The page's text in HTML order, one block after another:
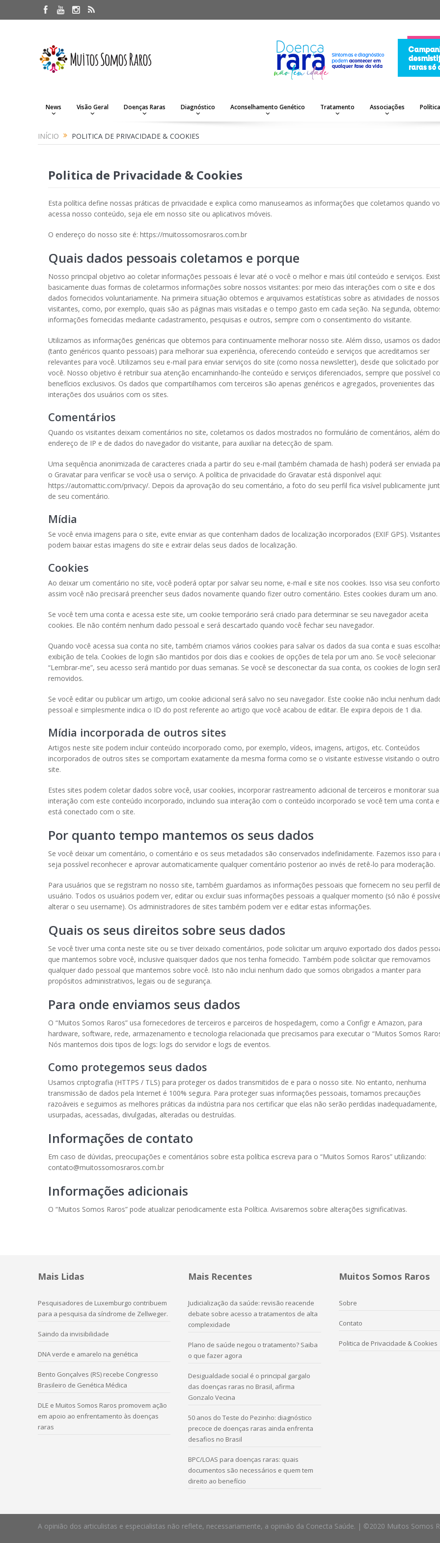
News Visão Geral Doenças Raras Diagnóstico Aconselhamento Genético Tratamento Associações
INÍCIO POLITICA DE PRIVACIDADE & COOKIES
Politica de Privacidade & Cookies
Esta política define nossas práticas de privacidade e explica como manuseamos as informações que coletamos quando
acessa nosso conteúdo, seja ele em nosso site ou aplicativos móveis.
O endereço do nosso site é: https://muitossomosraros.com.br
Quais dados pessoais coletamos e porque
Nosso principal objetivo ao coletar informações pessoais é levar até o você o melhor e mais útil conteúdo e serviços.
basicamente duas formas de coletarmos informações sobre nossos visitantes: por meio das interações com o site e dos
dados fornecidos voluntariamente. Na primeira situação obtemos e arquivamos estatísticas sobre as atividades de nossos
visitantes, como, por exemplo, quais são as páginas mais visitadas e o tempo gasto em cada seção. Na segunda,
informações fornecidas mediante cadastramento, pesquisas e outros, sempre com o consentimento do visitante.
Utilizamos as informações genéricas que obtemos para continuamente melhorar nosso site. Além disso, usamos os
(tanto genéricos quanto pessoais) para melhorar sua experiência, oferecendo conteúdo e serviços que acreditamos ser
relevantes para você. Utilizamos seu e-mail para enviar serviços do site (como nossa newsletter), desde que solicitado por
você. Nosso objetivo é retribuir sua atenção encaminhando-lhe conteúdo e serviços diferenciados, sempre que possível
benefícios exclusivos. Os dados que compartilhamos com terceiros são apenas genéricos e agregados, provenientes das
interações dos usuários com os sites.
Comentários
Quando os visitantes deixam comentários no site, coletamos os dados mostrados no formulário de comentários, além do
endereço de IP e de dados do navegador do visitante, para auxiliar na detecção de spam.
Uma sequência anonimizada de caracteres criada a partir do seu e-mail (também chamada de hash) poderá ser enviada
o Gravatar para verificar se você usa o serviço. A política de privacidade do Gravatar está disponível aqui:
https://automattic.com/privacy/. Depois da aprovação do seu comentário, a foto do seu perfil fica visível publicamente
de seu comentário.
Mídia
Se você envia imagens para o site, evite enviar as que contenham dados de localização incorporados (EXIF GPS). Visitantes
podem baixar estas imagens do site e extrair delas seus dados de localização.
Cookies
Ao deixar um comentário no site, você poderá optar por salvar seu nome, e-mail e site nos cookies. Isso visa seu
assim você não precisará preencher seus dados novamente quando fizer outro comentário. Estes cookies duram um ano.
Se você tem uma conta e acessa este site, um cookie temporário será criado para determinar se seu navegador aceita
cookies. Ele não contém nenhum dado pessoal e será descartado quando você fechar seu navegador.
Quando você acessa sua conta no site, também criamos vários cookies para salvar os dados da sua conta e suas
exibição de tela. Cookies de login são mantidos por dois dias e cookies de opções de tela por um ano. Se você selecionar
“Lembrar-me”, seu acesso será mantido por duas semanas. Se você se desconectar da sua conta, os cookies de login
removidos.
Se você editar ou publicar um artigo, um cookie adicional será salvo no seu navegador. Este cookie não inclui nenhum
pessoal e simplesmente indica o ID do post referente ao artigo que você acabou de editar. Ele expira depois de 1 dia.
Mídia incorporada de outros sites
Artigos neste site podem incluir conteúdo incorporado como, por exemplo, vídeos, imagens, artigos, etc. Conteúdos
incorporados de outros sites se comportam exatamente da mesma forma como se o visitante estivesse visitando o outro
site.
Estes sites podem coletar dados sobre você, usar cookies, incorporar rastreamento adicional de terceiros e monitorar sua
interação com este conteúdo incorporado, incluindo sua interação com o conteúdo incorporado se você tem uma conta e
está conectado com o site.
Por quanto tempo mantemos os seus dados
Se você deixar um comentário, o comentário e os seus metadados são conservados indefinidamente. Fazemos isso para
seja possível reconhecer e aprovar automaticamente qualquer comentário posterior ao invés de retê-lo para moderação.
Para usuários que se registram no nosso site, também guardamos as informações pessoais que fornecem no seu perfil de
usuário. Todos os usuários podem ver, editar ou excluir suas informações pessoais a qualquer momento (só não é
alterar o seu username). Os administradores de sites também podem ver e editar estas informações.
Quais os seus direitos sobre seus dados
Se você tiver uma conta neste site ou se tiver deixado comentários, pode solicitar um arquivo exportado dos dados
que mantemos sobre você, inclusive quaisquer dados que nos tenha fornecido. Também pode solicitar que removamos
qualquer dado pessoal que mantemos sobre você. Isto não inclui nenhum dado que somos obrigados a manter para
propósitos administrativos, legais ou de segurança.
Para onde enviamos seus dados
O “Muitos Somos Raros” usa fornecedores de terceiros e parceiros de hospedagem, como a Configr e Amazon, para
hardware, software, rede, armazenamento e tecnologia relacionada que precisamos para executar o “Muitos Somos
Nós mantemos dois tipos de logs: logs do servidor e logs de eventos.
Como protegemos seus dados
Usamos criptografia (HTTPS / TLS) para proteger os dados transmitidos de e para o nosso site. No entanto, nenhuma
transmissão de dados pela Internet é 100% segura. Para proteger suas informações pessoais, tomamos precauções
razoáveis e seguimos as melhores práticas da indústria para nos certificar que elas não serão perdidas inadequadamente,
usurpadas, acessadas, divulgadas, alteradas ou destruídas.
Informações de contato
Em caso de dúvidas, preocupações e comentários sobre esta política escreva para o “Muitos Somos Raros” utilizando:
contato@muitossomosraros.com.br
Informações adicionais
O “Muitos Somos Raros” pode atualizar periodicamente esta Política. Avisaremos sobre alterações significativas.
Mais Lidas
Pesquisadores de Luxemburgo contribuem
para a pesquisa da síndrome de Zellweger.
Saindo da invisibilidade
DNA verde e amarelo na genética
Bento Gonçalves (RS) recebe Congresso
Brasileiro de Genética Médica
DLE e Muitos Somos Raros promovem ação
em apoio ao enfrentamento às doenças
raras
Mais Recentes
Judicialização da saúde: revisão reacende
debate sobre acesso a tratamentos de alta
complexidade
Plano de saúde negou o tratamento? Saiba
o que fazer agora
Desigualdade social é o principal gargalo
das doenças raras no Brasil, afirma
Gonzalo Vecina
50 anos do Teste do Pezinho: diagnóstico
precoce de doenças raras ainda enfrenta
desafios no Brasil
BPC/LOAS para doenças raras: quais
documentos são necessários e quem tem
direito ao benefício
Muitos Somos Raros
Sobre
Contato
Politica de Privacidade & Cookies
A opinião dos articulistas e especialistas não reflete, necessariamente, a opinião da Conecta Saúde. | ©2020 Muitos Somos